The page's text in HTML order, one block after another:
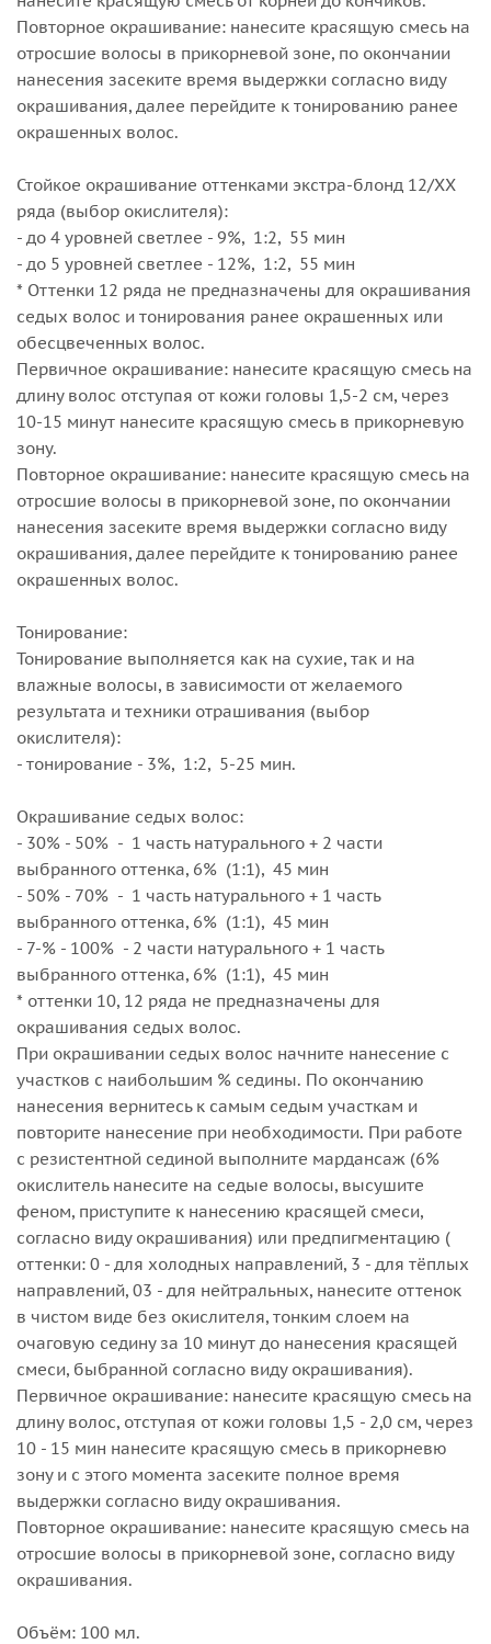
Повторное окрашивание: нанесите красящую смесь на
отросшие волосы в прикорневой зоне, по окончании
нанесения засеките время выдержки согласно виду
окрашивания, далее перейдите к тонированию ранее
окрашенных волос.
Стойкое окрашивание оттенками экстра-блонд 12/XX
ряда (выбор окислителя):
- до 4 уровней светлее - 9%, 1:2, 55 мин
- до 5 уровней светлее - 12%, 1:2, 55 мин
* Оттенки 12 ряда не предназначены для окрашивания
седых волос и тонирования ранее окрашенных или
обесцвеченных волос.
Первичное окрашивание: нанесите красящую смесь на
длину волос отступая от кожи головы 1,5-2 см, через
10-15 минут нанесите красящую смесь в прикорневую
зону.
Повторное окрашивание: нанесите красящую смесь на
отросшие волосы в прикорневой зоне, по окончании
нанесения засеките время выдержки согласно виду
окрашивания, далее перейдите к тонированию ранее
окрашенных волос.
Тонирование:
Тонирование выполняется как на сухие, так и на
влажные волосы, в зависимости от желаемого
результата и техники отрашивания (выбор
окислителя):
- тонирование - 3%, 1:2, 5-25 мин.
Окрашивание седых волос:
- 30% - 50% - 1 часть натурального + 2 части
выбранного оттенка, 6% (1:1), 45 мин
- 50% - 70% - 1 часть натурального + 1 часть
выбранного оттенка, 6% (1:1), 45 мин
- 7-% - 100% - 2 части натурального + 1 часть
выбранного оттенка, 6% (1:1), 45 мин
* оттенки 10, 12 ряда не предназначены для
окрашивания седых волос.
При окрашивании седых волос начните нанесение с
участков с наибольшим % седины. По окончанию
нанесения вернитесь к самым седым участкам и
повторите нанесение при необходимости. При работе
с резистентной сединой выполните мардансаж (6%
окислитель нанесите на седые волосы, высушите
феном, приступите к нанесению красящей смеси,
согласно виду окрашивания) или предпигментацию (
оттенки: 0 - для холодных направлений, 3 - для тёплых
направлений, 03 - для нейтральных, нанесите оттенок
в чистом виде без окислителя, тонким слоем на
очаговую седину за 10 минут до нанесения красящей
смеси, быбранной согласно виду окрашивания).
Первичное окрашивание: нанесите красящую смесь на
длину волос, отступая от кожи головы 1,5 - 2,0 см, через
10 - 15 мин нанесите красящую смесь в прикорневю
зону и с этого момента засеките полное время
выдержки согласно виду окрашивания.
Повторное окрашивание: нанесите красящую смесь на
отросшие волосы в прикорневой зоне, согласно виду
окрашивания.
Объём: 100 мл.